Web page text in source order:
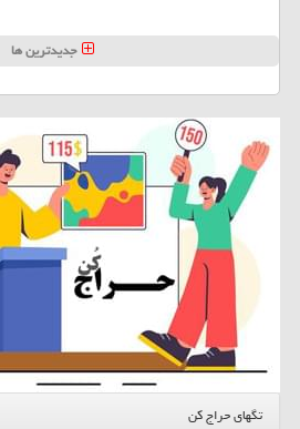
جدیدترین ها
تگهای حراج کن